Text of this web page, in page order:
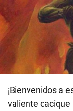
¡Bienvenidos a
valiente cacique